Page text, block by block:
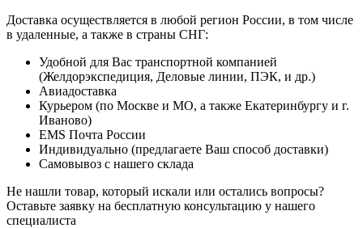
Доставка осуществляется в любой регион России, в том числе
в удаленные, а также в страны СНГ:
Удобной для Вас транспортной компанией
(Желдорэкспедиция, Деловые линии, ПЭК, и др.)
Авиадоставка
Курьером (по Москве и МО, а также Екатеринбургу и г.
Иваново)
EMS Почта России
Индивидуально (предлагаете Ваш способ доставки)
Самовывоз с нашего склада
Не нашли товар, который искали или остались вопросы?
Оставьте заявку на бесплатную консультацию у нашего
специалиста